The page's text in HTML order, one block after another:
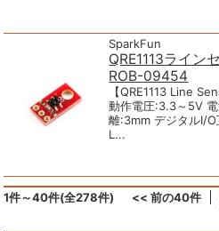
SparkFun
QRE1113ライン
ROB-09454
【QRE1113 Line
動作電圧:3.3～5V
離:3mm デジタルI/O
L...
1件～40件(全278件) << 前の40件